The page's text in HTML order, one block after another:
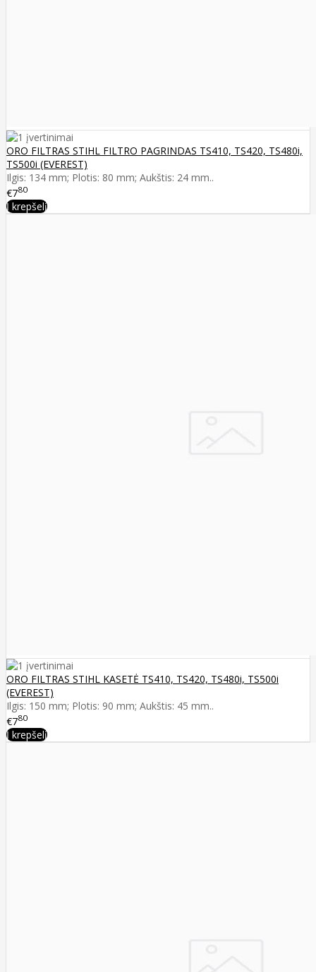
ORO FILTRAS STIHL FILTRO PAGRINDAS TS410, TS420, TS480i,
TS500i (EVEREST)
Ilgis: 134 mm; Plotis: 80 mm; Aukštis: 24 mm..
€780
Į krepšelį
ORO FILTRAS STIHL KASETĖ TS410, TS420, TS480i, TS500i
(EVEREST)
Ilgis: 150 mm; Plotis: 90 mm; Aukštis: 45 mm..
€780
Į krepšelį